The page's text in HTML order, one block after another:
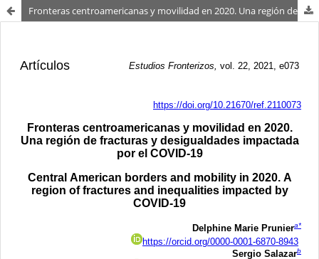
Fronteras centroamericanas y movilidad en 2020. Una región de fracturas y desigualdades impactada por el COVID-19